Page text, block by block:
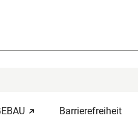
Barrierefreiheit